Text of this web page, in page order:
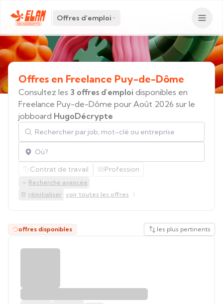
Offres d'emploi
Offres en Freelance Puy-de-Dôme
Consultez les 3 offres d'emploi disponibles en
Freelance Puy-de-Dôme pour Août 2026 sur le
jobboard HugoDécrypte
Rechercher par job, mot-clé ou entreprise
Localisation
Contrat de travail Profession
Recherche avancée
réinitialiser voir toutes les offres
offres disponibles les plus pertinents